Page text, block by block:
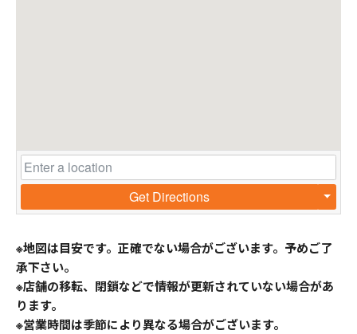
Get Directions
※地図は目安です。正確でない場合がございます。予めご了
承下さい。
※店舗の移転、閉鎖などで情報が更新されていない場合があ
ります。
※営業時間は季節により異なる場合がございます。